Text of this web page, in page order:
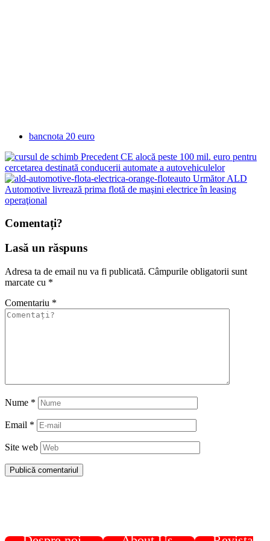
bancnota 20 euro
Precedent CE alocă peste 100 mil. euro pentru
cercetarea destinată conducerii automate a autovehiculelor
Următor ALD
Automotive livrează prima flotă de maşini electrice în leasing
operaţional
Comentați?
Lasă un răspuns
Adresa ta de email nu va fi publicată. Câmpurile obligatorii sunt
marcate cu *
Comentariu *
Nume *
Email *
Site web